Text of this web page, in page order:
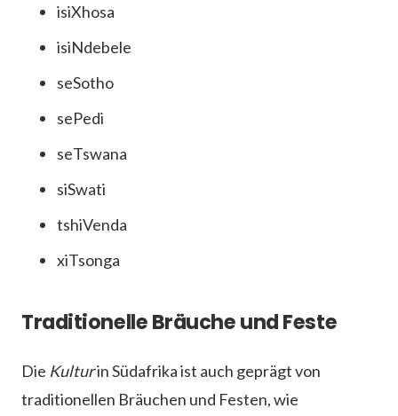
isiXhosa
isiNdebele
seSotho
sePedi
seTswana
siSwati
tshiVenda
xiTsonga
Traditionelle Bräuche und Feste
Die Kulturin Südafrika ist auch geprägt von
traditionellen Bräuchen und Festen, wie